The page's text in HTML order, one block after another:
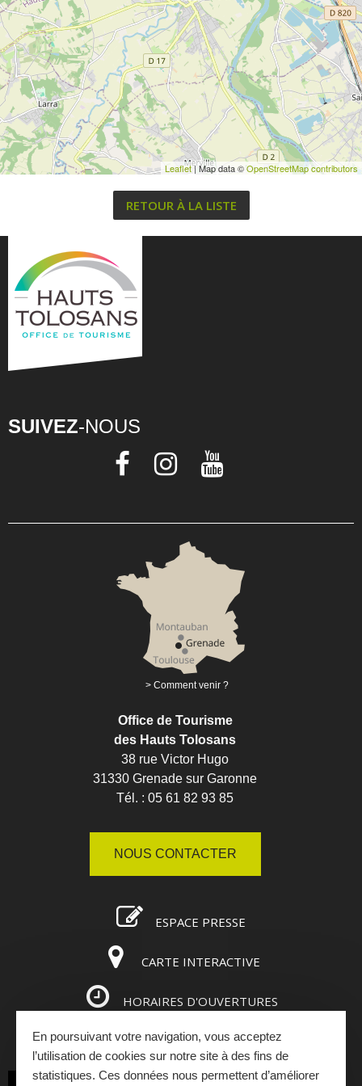
Leaflet| Map data ©OpenStreetMap contributors
RETOUR À LA LISTE
SUIVEZ-NOUS
Comment venir ?
Office de Tourisme
des Hauts Tolosans
38 rue Victor Hugo
31330 Grenade sur Garonne
Tél. : 05 61 82 93 85
NOUS CONTACTER
ESPACE PRESSE
CARTE INTERACTIVE
HORAIRES D'OUVERTURES
ESPACE PRO
En poursuivant votre navigation, vous acceptez
l’utilisation de cookies sur notre site à des fins de
statistiques. Ces données nous permettent d’améliorer